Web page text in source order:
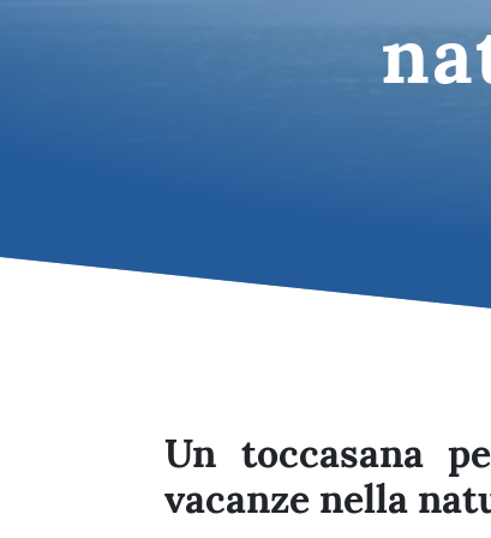
Un toccasana
vacanze nella